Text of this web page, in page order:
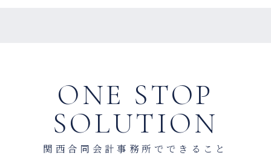
ONE STOP
SOLUTION
関西合同会計事務所でできること